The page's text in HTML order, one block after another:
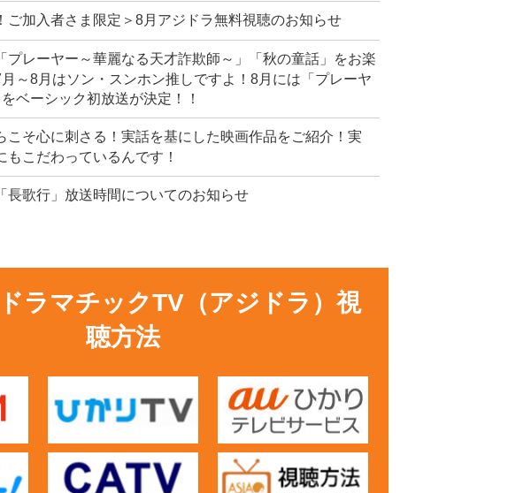
ご加入者さま限定＞8月アジドラ無料視聴のお知らせ
プレーヤー～華麗なる天才詐欺師～」「秋の童話」をお楽
～8月はソン・スンホン推しですよ！8月には「プレーヤ
ベーシック初放送が決定！！
こそ心に刺さる！実話を基にした映画作品をご紹介！実
もこだわっているんです！
長歌行」放送時間についてのお知らせ
ラマチックTV（アジドラ）視
聴方法